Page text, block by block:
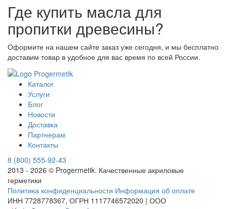
Где купить масла для
пропитки древесины?
Оформите на нашем сайте заказ уже сегодня, и мы бесплатно
доставим товар в удобное для вас время по всей России.
Каталог
Услуги
Блог
Новости
Доставка
Партнерам
Контакты
8 (800) 555-92-43
2013 - 2026 © Progermetik. Качественные акриловые
герметики
Политика конфиденциальности Информация об оплате
ИНН 7728778367, ОГРН 1117746572020 | ООО